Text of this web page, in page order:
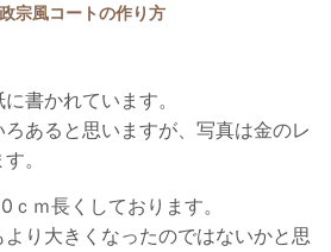
宗風コートの作り方
書かれています。
あると思いますが、写真は金のレ
。
ｍ長くしております。
り大きくなったのではないかと思